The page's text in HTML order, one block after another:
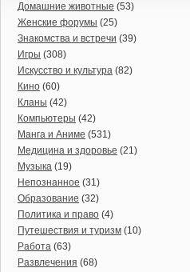
Домашние животные (53)
Женские форумы (25)
Знакомства и встречи (39)
Игры (308)
Искусство и культура (82)
Кино (60)
Кланы (42)
Компьютеры (42)
Манга и Аниме (531)
Медицина и здоровье (21)
Музыка (19)
Непознанное (31)
Образование (32)
Политика и право (4)
Путешествия и туризм (10)
Работа (63)
Развлечения (68)